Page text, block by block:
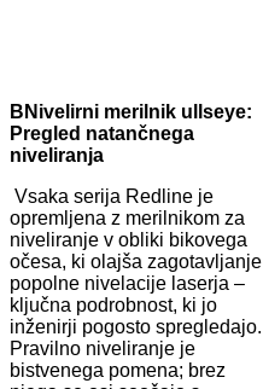
B Nivelirni merilnik ullseye:
Pregled natančnega
niveliranja
Vsaka serija Redline je
opremljena z merilnikom za
niveliranje v obliki bikovega
očesa, ki olajša zagotavljanje
popolne nivelacije laserja –
ključna podrobnost, ki jo
inženirji pogosto spregledajo.
Pravilno niveliranje je
bistvenega pomena; brez